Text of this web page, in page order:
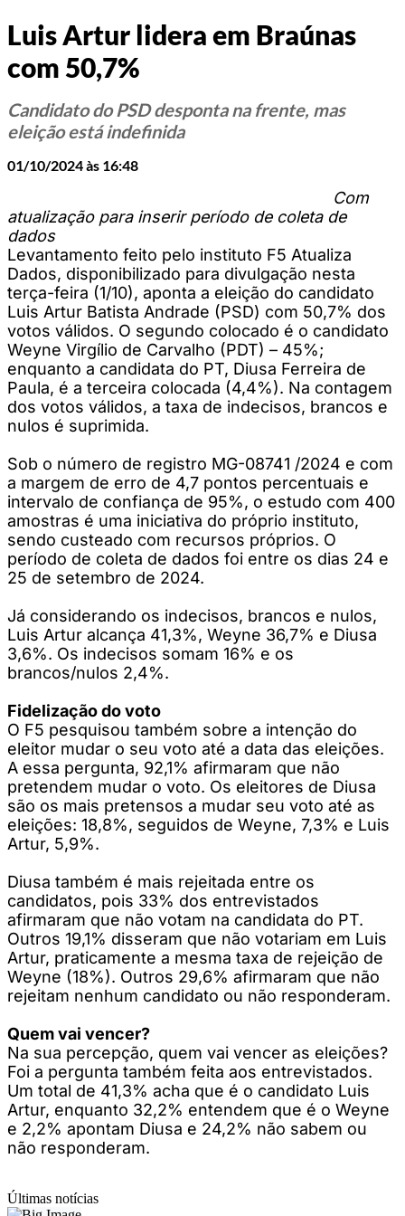
Luis Artur lidera em Braúnas
com 50,7%
Candidato do PSD desponta na frente, mas
eleição está indefinida
01/10/2024 às 16:48
Com
atualização para inserir período de coleta de
dados
Levantamento feito pelo instituto F5 Atualiza
Dados, disponibilizado para divulgação nesta
terça-feira (1/10), aponta a eleição do candidato
Luis Artur Batista Andrade (PSD) com 50,7% dos
votos válidos. O segundo colocado é o candidato
Weyne Virgílio de Carvalho (PDT) – 45%;
enquanto a candidata do PT, Diusa Ferreira de
Paula, é a terceira colocada (4,4%). Na contagem
dos votos válidos, a taxa de indecisos, brancos e
nulos é suprimida.
Sob o número de registro MG-08741 /2024 e com
a margem de erro de 4,7 pontos percentuais e
intervalo de confiança de 95%, o estudo com 400
amostras é uma iniciativa do próprio instituto,
sendo custeado com recursos próprios. O
período de coleta de dados foi entre os dias 24 e
25 de setembro de 2024.
Já considerando os indecisos, brancos e nulos,
Luis Artur alcança 41,3%, Weyne 36,7% e Diusa
3,6%. Os indecisos somam 16% e os
brancos/nulos 2,4%.
Fidelização do voto
O F5 pesquisou também sobre a intenção do
eleitor mudar o seu voto até a data das eleições.
A essa pergunta, 92,1% afirmaram que não
pretendem mudar o voto. Os eleitores de Diusa
são os mais pretensos a mudar seu voto até as
eleições: 18,8%, seguidos de Weyne, 7,3% e Luis
Artur, 5,9%.
Diusa também é mais rejeitada entre os
candidatos, pois 33% dos entrevistados
afirmaram que não votam na candidata do PT.
Outros 19,1% disseram que não votariam em Luis
Artur, praticamente a mesma taxa de rejeição de
Weyne (18%). Outros 29,6% afirmaram que não
rejeitam nenhum candidato ou não responderam.
Quem vai vencer?
Na sua percepção, quem vai vencer as eleições?
Foi a pergunta também feita aos entrevistados.
Um total de 41,3% acha que é o candidato Luis
Artur, enquanto 32,2% entendem que é o Weyne
e 2,2% apontam Diusa e 24,2% não sabem ou
não responderam.
Últimas notícias